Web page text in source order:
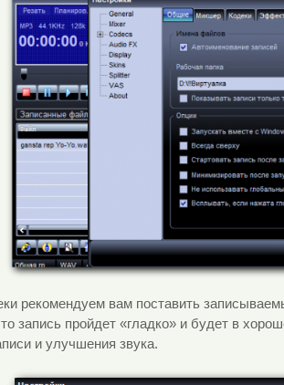
рекомендуем вам поставить
запись пройдет «гладко» и будет в
и улучшения звука.